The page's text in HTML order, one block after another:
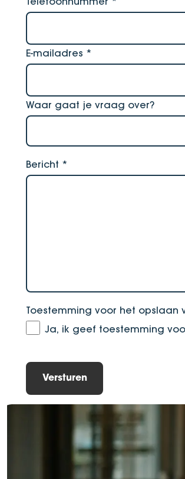
E-mailadres *
Waar gaat je vraag over?
Bericht *
Toestemming voor het opslaan
Ja, ik geef toestemming